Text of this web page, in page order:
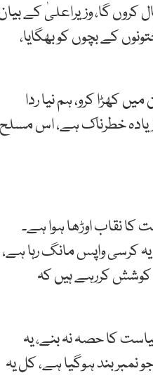
کروں گا، وزیراعلیٰ کے
کے بچوں کو بھگایا،
کھڑا کرو، ہم نیا ردا
خطرناک ہے، اس مسلح
نقاب اوڑھا ہوا ہے۔
کرسی واپس مانگ رہا ہے،
کوشش کررہے ہیں کہ
کا حصہ نہ بنے، یہ
نمبر بند ہوگیا ہے، کل یہ